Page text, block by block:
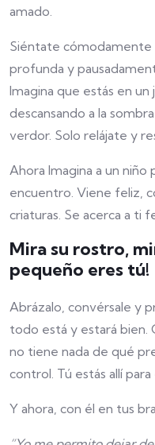
amado.
Siéntate cómodamente
profunda y
Imagina que estás en
descansando a la
verdor. Solo relájate y
Ahora Imagina a un
encuentro. Viene feliz,
criaturas. Se acerca a ti
Mira su rostro,
pequeño eres tú!
Abrázalo, convérsale y
todo está y estará bien.
no tiene nada de qué
control. Tú estás allí para
Y ahora, con él en tus